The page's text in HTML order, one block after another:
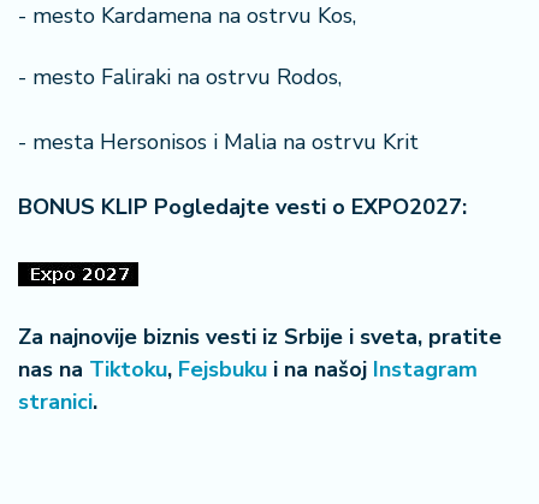
- mesto Kardamena na ostrvu Kos,
- mesto Faliraki na ostrvu Rodos,
- mesta Hersonisos i Malia na ostrvu Krit
BONUS KLIP Pogledajte vesti o EXPO2027:
Za najnovije biznis vesti iz Srbije i sveta, pratite
nas na Tiktoku, Fejsbuku i na našoj Instagram
stranici.